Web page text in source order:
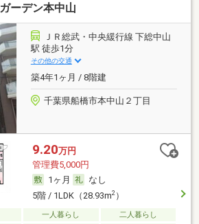
ーデン本中山
ＪＲ総武・中央緩行線 下総中山
駅 徒歩1分
その他の交通
築4年1ヶ月 / 8階建
千葉県船橋市本中山２丁目
9.20万円
管理費5,000円
1ヶ月
なし
5階 / 1LDK（28.93m2）
一人暮らし 二人暮らし